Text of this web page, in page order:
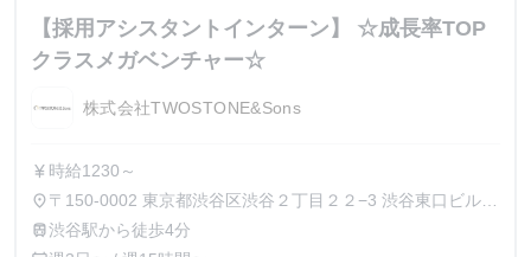
【採用アシスタントインターン】 ☆成長率TOP
クラスメガベンチャー☆
株式会社TWOSTONE&Sons
currency_yen 時給1230～
place 〒150-0002 東京都渋谷区渋谷２丁目２２−3 渋谷東口ビル6
階
train渋谷駅から徒歩4分